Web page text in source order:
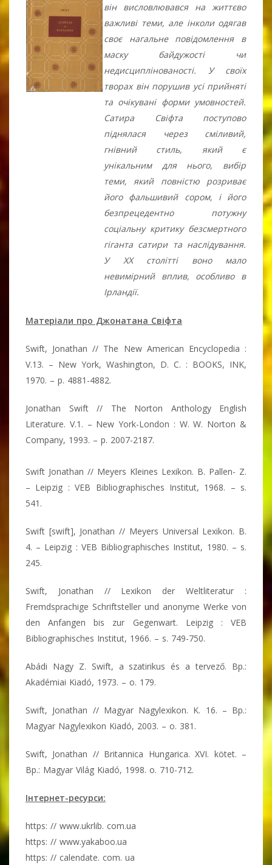
він висловлювався на життєво
важливі теми, але інколи одягав
своє нагальне повідомлення в
маску байдужості чи
недисциплінованості. У своїх
творах він порушив усі прийняті
та очікувані форми умовностей.
Сатира Свіфта поступово
піднялася через сміливий,
гнівний стиль, який є
унікальним для нього, вибір
теми, який повністю розриває
його фальшивий сором, і його
безпрецедентно потужну
соціальну критику безсмертного
гіганта сатири та наслідування.
У ХХ столітті воно мало
невимірний вплив, особливо в
Ірландії.
Матеріали про Джонатана Свіфта
Swift, Jonathan // The New American Encyclopedia :
V.13. – New York, Washington, D. C. : BOOKS, INK,
1970. – p. 4881-4882.
Jonathan Swift // The Norton Anthology English
Literature. V.1. – New York-London : W. W. Norton &
Company, 1993. – p. 2007-2187.
Swift Jonathan // Meyers Kleines Lexikon. B. Pallen- Z.
– Leipzig : VEB Bibliographisches Institut, 1968. – s.
541.
Swift [swift], Jonathan // Meyers Universal Lexikon. B.
4. – Leipzig : VEB Bibliographisches Institut, 1980. – s.
245.
Swift, Jonathan // Lexikon der Weltliteratur :
Fremdsprachige Schriftsteller und anonyme Werke von
den Anfangen bis zur Gegenwart. Leipzig : VEB
Bibliographisches Institut, 1966. – s. 749-750.
Abádi Nagy Z. Swift, a szatirikus és a tervező. Bp.:
Akadémiai Kiadó, 1973. – o. 179.
Swift, Jonathan // Magyar Nagylexikon. K. 16. – Bp.:
Magyar Nagylexikon Kiadó, 2003. – o. 381.
Swift, Jonathan // Britannica Hungarica. XVI. kötet. –
Bp.: Magyar Világ Kiadó, 1998. o. 710-712.
Інтернет-реcурси:
https: // www.ukrlib. com.ua
https: // www.yakaboo.ua
https: // calendate. com. ua